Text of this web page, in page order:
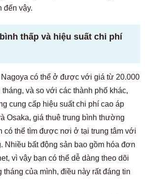
đến vậy.
thấp và hiệu suất chi phí
có thể ở được với giá từ 20.000
và so với các thành phố khác,
cung cấp hiệu suất chi phí cao áp
Osaka, giá thuê trung bình thường
có thể tìm được nơi ở tại trung tâm với
Nhiều bất động sản bao gồm hóa đơn
vì vậy bạn có thể dễ dàng theo dõi
tháng của mình, điều này rất đáng tin